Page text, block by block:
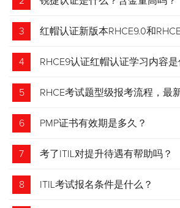
3 红帽认证新版本RHCE9.0和
4 RHCE9认证红帽认证学习内容
介绍
5 RHCE考试题型级报考流程，最
考试 变化请悉知
6 PMP证书有效期是多久？
7 考了ITIL对提升待遇有帮助吗？
8 ITIL考试报名条件是什么？